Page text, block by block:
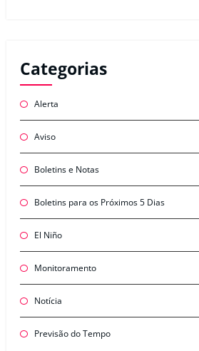
Categorias
Alerta
Aviso
Boletins e Notas
Boletins para os Próximos 5 Dias
El Niño
Monitoramento
Notícia
Previsão do Tempo